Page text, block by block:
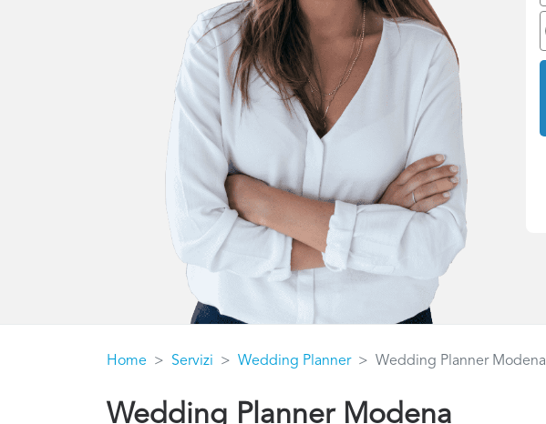
Home Servizi Wedding Planner Wedding Planner Modena
Wedding Planner Modena